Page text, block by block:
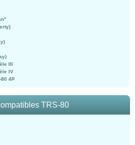
III
IV
80 4P
TRS-80